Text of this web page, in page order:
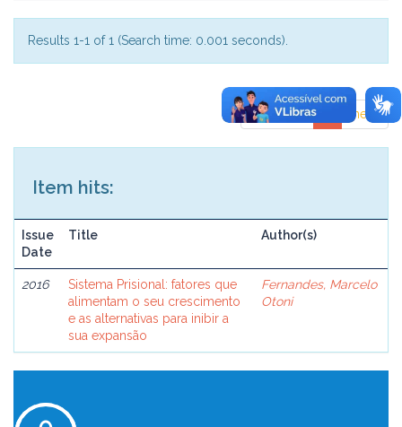
Results 1-1 of 1 (Search time: 0.001 seconds).
previous next
Item hits:
Issue
Date
Title Author(s)
2016
Sistema Prisional: fatores que
alimentam o seu crescimento
e as alternativas para inibir a
sua expansão
Fernandes, Marcelo
Otoni